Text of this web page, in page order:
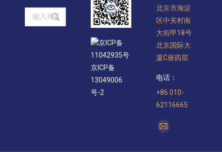
Search:
京ICP备
11042935号
京ICP备
13049006
号-2
北京市海淀
区中关村南
大街甲18号
北京国际大
厦C座四层
电话：
+86 010-
62116665
找到我们：
Mail